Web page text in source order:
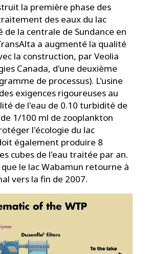
la première phase des
des eaux du lac
de la centrale de Sundance en
a augmenté la qualité
la construction, par Veolia
Canada, d'une deuxième
de processus). L'usine
exigences rigoureuses au
de l'eau de 0.10 turbidité de
1/100 ml de zooplankton
l'écologie du lac
également produire 8
cubes de l'eau traitée par an.
le lac Wabamun retourne à
vers la fin de 2007.